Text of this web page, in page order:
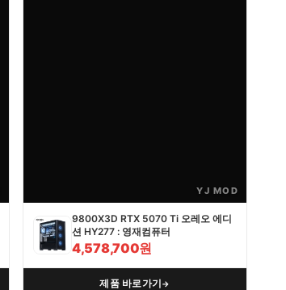
YJ MOD
9800X3D RTX 5070 Ti 오레오 에디
션 HY277 : 영재컴퓨터
4,578,700원
제품 바로가기→